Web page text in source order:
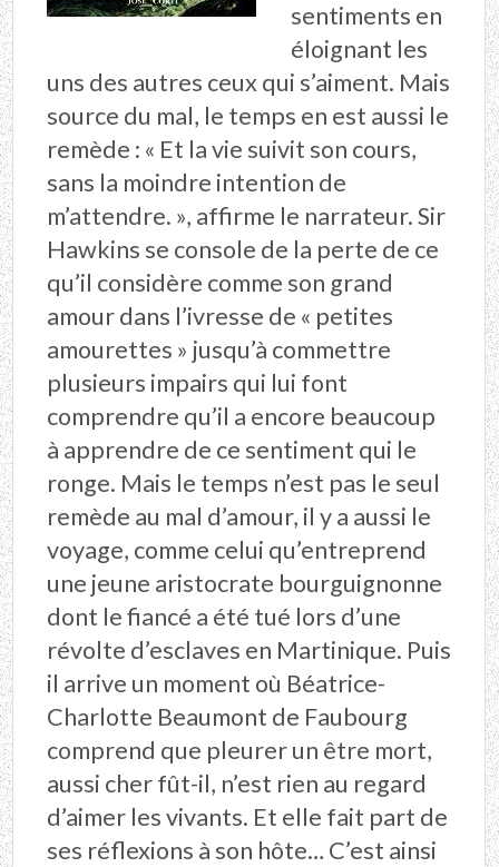
sentiments en
éloignant les
uns des autres ceux qui s’aiment. Mais
source du mal, le temps en est aussi le
remède : « Et la vie suivit son cours,
sans la moindre intention de
m’attendre. », affirme le narrateur. Sir
Hawkins se console de la perte de ce
qu’il considère comme son grand
amour dans l’ivresse de « petites
amourettes » jusqu’à commettre
plusieurs impairs qui lui font
comprendre qu’il a encore beaucoup
à apprendre de ce sentiment qui le
ronge. Mais le temps n’est pas le seul
remède au mal d’amour, il y a aussi le
voyage, comme celui qu’entreprend
une jeune aristocrate bourguignonne
dont le fiancé a été tué lors d’une
révolte d’esclaves en Martinique. Puis
il arrive un moment où Béatrice-
Charlotte Beaumont de Faubourg
comprend que pleurer un être mort,
aussi cher fût-il, n’est rien au regard
d’aimer les vivants. Et elle fait part de
ses réflexions à son hôte… C’est ainsi